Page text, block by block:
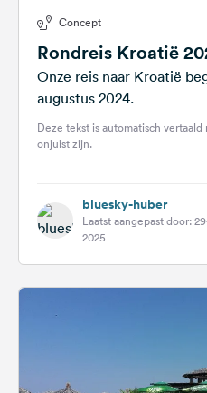
Concept
Rondreis Kroatië
Onze reis naar Kroatië
augustus 2024.
Deze tekst is automatisch
onjuist zijn.
bluesky-huber
Laatst aangepast door:
2025